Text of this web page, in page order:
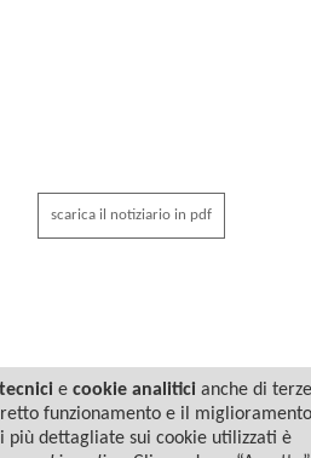
scarica il notiziario in pdf
e cookie analiticianche di terze
funzionamento e il miglioramento
più dettagliate sui cookie utilizzati è